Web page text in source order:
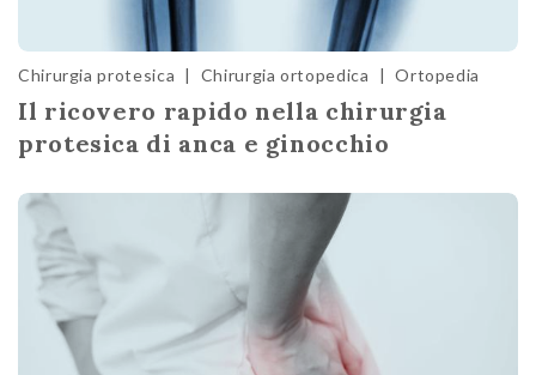
Chirurgia protesica | Chirurgia ortopedica | Ortopedia
Il ricovero rapido nella chirurgia
protesica di anca e ginocchio